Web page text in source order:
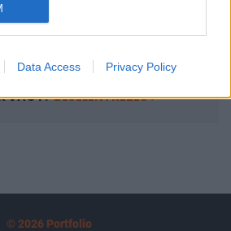
Data Access Privacy Policy
Előfizetés
VAGY?BEJELENTKEZÉS
© 2026 Portfolio